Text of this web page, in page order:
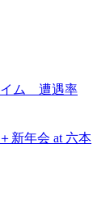
イム 遭遇率
新年会 at 六本